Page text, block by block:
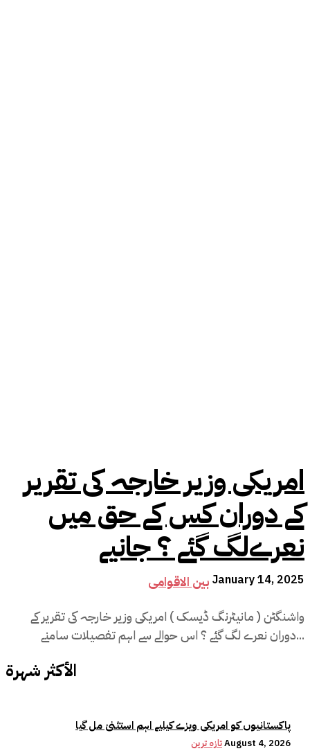
امریکی وزیر خارجہ کی تقریر
کے دوران کس کے حق میں
نعرےلگ گئے ؟ جانیے
بین الاقوامی January 14, 2025
واشنگٹن ( مانیٹرنگ ڈیسک ) امریکی وزیر خارجہ کی تقریر کے
دوران نعرے لگ گئے ؟ اس حوالے سے اہم تفصیلات سامنے...
الأكثر شهرة
پاکستانیوں کو امریکی ویزے کیلیے اہم استثنیٰ مل گیا
تازہ ترینAugust 4, 2026